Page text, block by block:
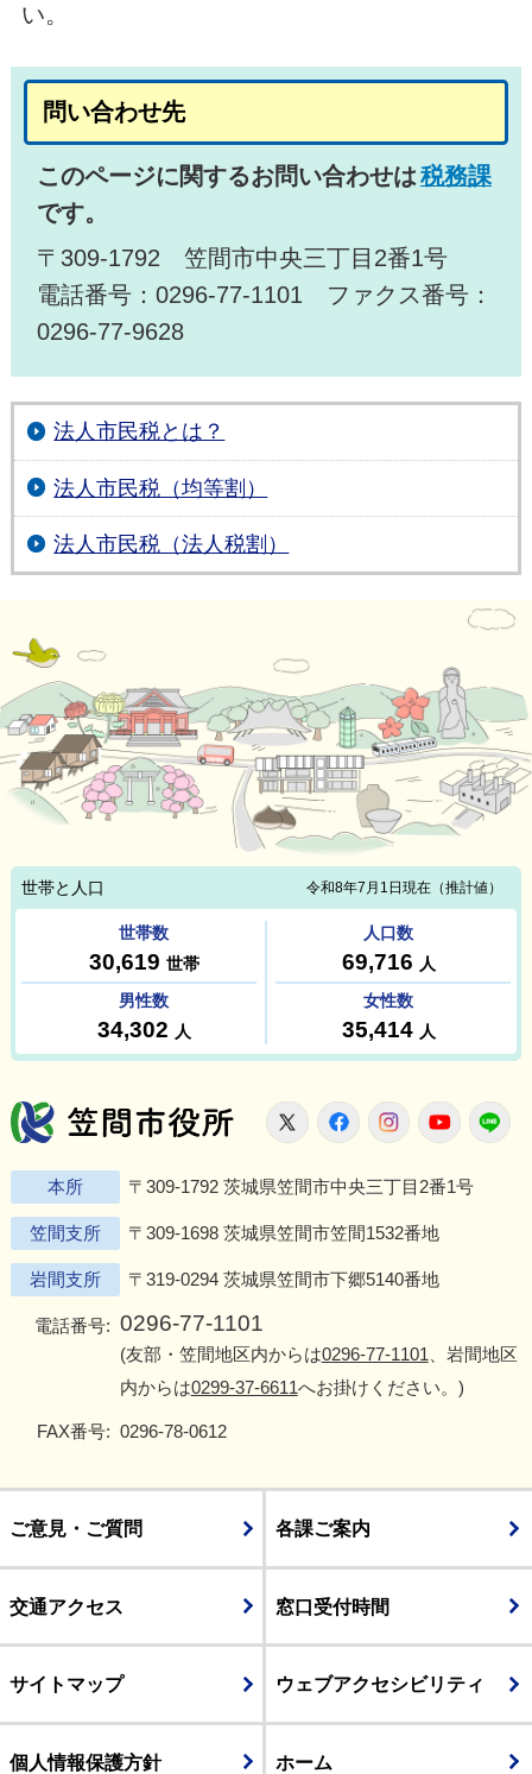
い。
問い合わせ先
このページに関するお問い合わせは税務課
です。
〒309-1792 笠間市中央三丁目2番1号
電話番号：0296-77-1101 ファクス番号：
0296-77-9628
法人市民税とは？
法人市民税（均等割）
法人市民税（法人税割）
笠間市役所
X FacebookInstagram
本所 〒309-1792 茨城県笠間市中央三丁目2番1号
笠間支所 〒309-1698 茨城県笠間市笠間1532番地
岩間支所 〒319-0294 茨城県笠間市下郷5140番地
電話番号: 0296-77-1101
(友部・笠間地区内からは0296-77-1101 、岩間地区
内からは0299-37-6611へお掛けください。)
FAX番号: 0296-78-0612
ご意見・ご質問 各課ご案内
交通アクセス 窓口受付時間
サイトマップ ウェブアクセシビリティ
個人情報保護方針 ホーム